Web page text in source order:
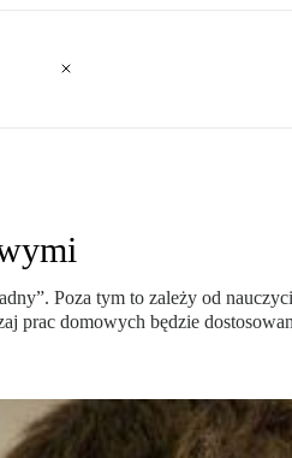
Poza tym to zależy od
prac domowych będzie